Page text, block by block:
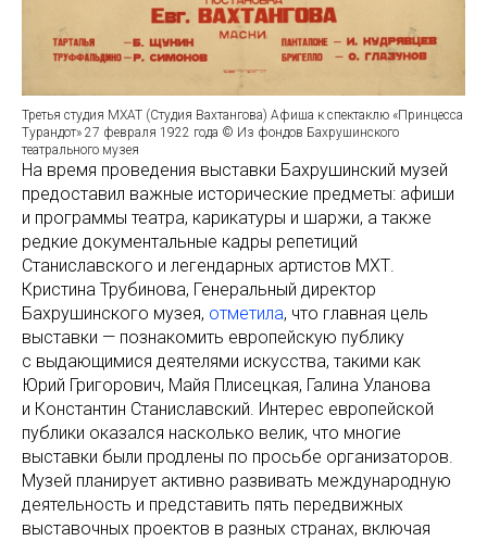
Третья студия МХАТ (Студия Вахтангова) Афиша к спектаклю «Принцесса
Турандот» 27 февраля 1922 года © Из фондов Бахрушинского
театрального музея
На время проведения выставки Бахрушинский музей
предоставил важные исторические предметы: афиши
и программы театра, карикатуры и шаржи, а также
редкие документальные кадры репетиций
Станиславского и легендарных артистов МХТ.
Кристина Трубинова, Генеральный директор
Бахрушинского музея, отметила, что главная цель
выставки — познакомить европейскую публику
с выдающимися деятелями искусства, такими как
Юрий Григорович, Майя Плисецкая, Галина Уланова
и Константин Станиславский. Интерес европейской
публики оказался насколько велик, что многие
выставки были продлены по просьбе организаторов.
Музей планирует активно развивать международную
деятельность и представить пять передвижных
выставочных проектов в разных странах, включая